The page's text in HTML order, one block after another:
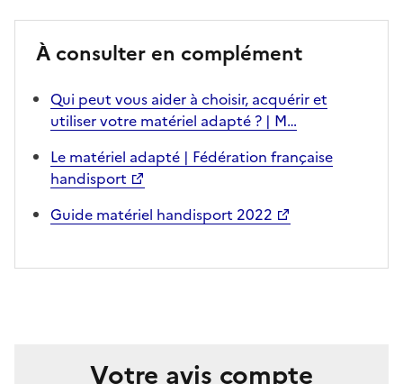
À consulter en complément
Qui peut vous aider à choisir, acquérir et
utiliser votre matériel adapté ? | M…
Le matériel adapté | Fédération française
handisport
Guide matériel handisport 2022
Votre avis compte